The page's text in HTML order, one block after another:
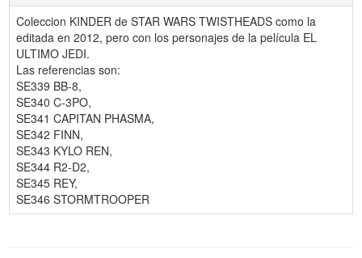
Coleccion KINDER de STAR WARS TWISTHEADS como la
editada en 2012, pero con los personajes de la película EL
ULTIMO JEDI.
Las referencias son:
SE339 BB-8,
SE340 C-3PO,
SE341 CAPITAN PHASMA,
SE342 FINN,
SE343 KYLO REN,
SE344 R2-D2,
SE345 REY,
SE346 STORMTROOPER